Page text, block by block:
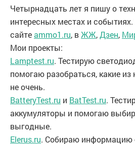
Четырнадцать лет я пишу о
интересных местах и
сайтеammo1.ru, вЖЖ,Дзен,
Мои проекты:
Lamptest.ru. Тестирую
помогаю разобраться, какие из
не очень.
BatteryTest.ru и BatTest.ru.
аккумуляторы и помогаю
выгодные.
Elerus.ru. Собираю информацию